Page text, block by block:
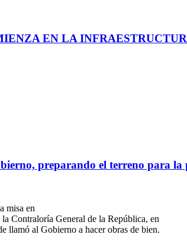
EN LA
preparando el terreno para
misa en
Contraloría General de la República, en
llamó al Gobierno a hacer obras de bien.